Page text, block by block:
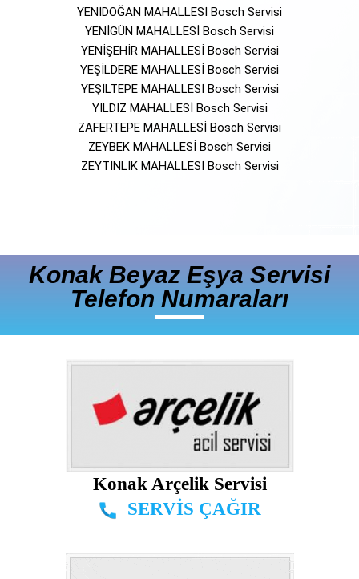
YENİDOĞAN MAHALLESİ Bosch Servisi
YENİGÜN MAHALLESİ Bosch Servisi
YENİŞEHİR MAHALLESİ Bosch Servisi
YEŞİLDERE MAHALLESİ Bosch Servisi
YEŞİLTEPE MAHALLESİ Bosch Servisi
YILDIZ MAHALLESİ Bosch Servisi
ZAFERTEPE MAHALLESİ Bosch Servisi
ZEYBEK MAHALLESİ Bosch Servisi
ZEYTİNLİK MAHALLESİ Bosch Servisi
Konak Beyaz Eşya Servisi
Telefon Numaraları
Konak Arçelik Servisi
SERVİS ÇAĞIR